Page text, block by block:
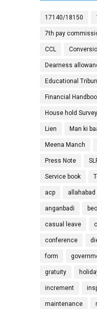
17140/18150
7th pay
CCL
Dearness
Educational
Financial
House hold Survey
Lien Man ki
Meena Manch
Press Note
Service book
acp
anganbadi beo
casual leave
conference
form
gratuity
increment
maintenance